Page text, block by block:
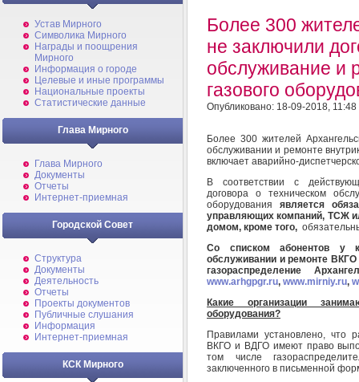
Устав Мирного
Символика Мирного
Награды и поощрения
Мирного
Информация о городе
Целевые и иные программы
Национальные проекты
Статистические данные
Глава Мирного
Глава Мирного
Документы
Отчеты
Интернет-приемная
Городской Совет
Структура
Документы
Деятельность
Отчеты
Проекты документов
Публичные слушания
Информация
Интернет-приемная
КСК Мирного
Более 300
не заключили
обслуживание и
газового
Опубликовано: 18-09-2018, 11:48
Более 300 жителей
обслуживании и ремонте
включает аварийно-
В соответствии с
договора о техническом
оборудования является
управляющих компаний, ТСЖ
домом, кроме того,
Со списком абонентов у
обслуживании и ремонте
газораспределение
www.arhgpgr.ru, www.mirniy.ru,
Какие организации
оборудования?
Правилами установлено, что
ВКГО и ВДГО имеют право
том числе
заключенного в письменной